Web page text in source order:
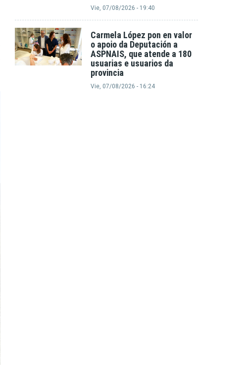
Vie, 07/08/2026 - 19:40
Carmela López pon en valor
o apoio da Deputación a
ASPNAIS, que atende a 180
usuarias e usuarios da
provincia
Vie, 07/08/2026 - 16:24